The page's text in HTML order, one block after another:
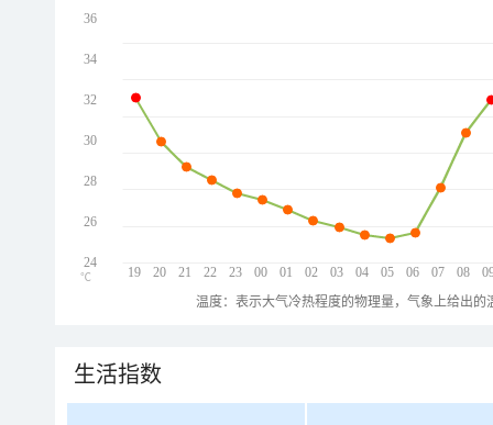
19 20 21 22 23 00 01 02 03 04 05 06 07 08
36
34
32
30
28
26
24
℃
温度：表示大气冷热程度的物理量，气象上给出
生活指数